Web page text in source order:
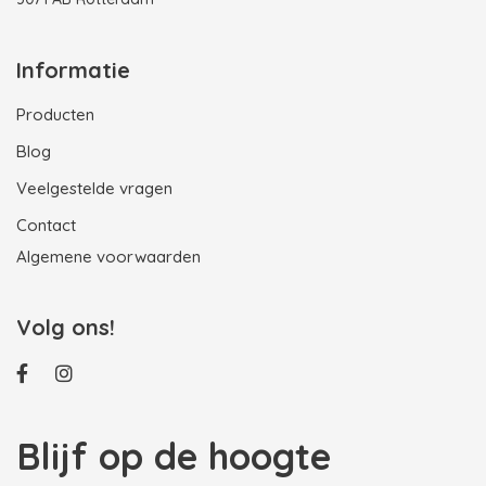
Informatie
Producten
Blog
Veelgestelde vragen
Contact
Algemene voorwaarden
Volg ons!
Blijf op de hoogte